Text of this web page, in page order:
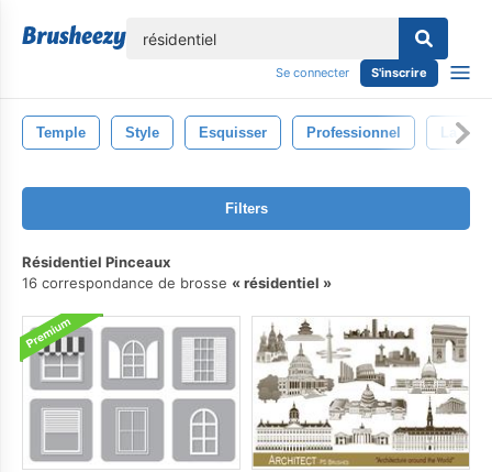
Se connecter S'inscrire
Temple Style Esquisser Professionnel La
Filters
Résidentiel Pinceaux
16 correspondance de brosse
résidentiel